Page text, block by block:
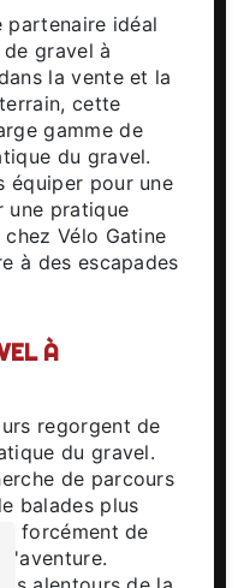
partenaire idéal
gravel à
la vente et la
cette
gamme de
du gravel.
équiper pour une
une pratique
Vélo Gatine
à des escapades
À
regorgent de
du gravel.
de parcours
balades plus
forcément de